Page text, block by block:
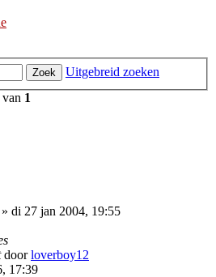
Zoek
Uitgebreid zoeken
van 1
» di 27 jan 2004, 19:55
doorloverboy12
17:39